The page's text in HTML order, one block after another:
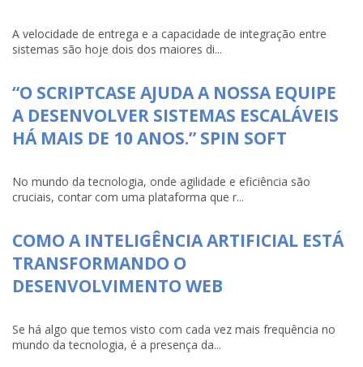
A velocidade de entrega e a capacidade de integração entre
sistemas são hoje dois dos maiores di...
“O SCRIPTCASE AJUDA A NOSSA EQUIPE
A DESENVOLVER SISTEMAS ESCALÁVEIS
HÁ MAIS DE 10 ANOS.” SPIN SOFT
No mundo da tecnologia, onde agilidade e eficiência são
cruciais, contar com uma plataforma que r...
COMO A INTELIGÊNCIA ARTIFICIAL ESTÁ
TRANSFORMANDO O
DESENVOLVIMENTO WEB
Se há algo que temos visto com cada vez mais frequência no
mundo da tecnologia, é a presença da...